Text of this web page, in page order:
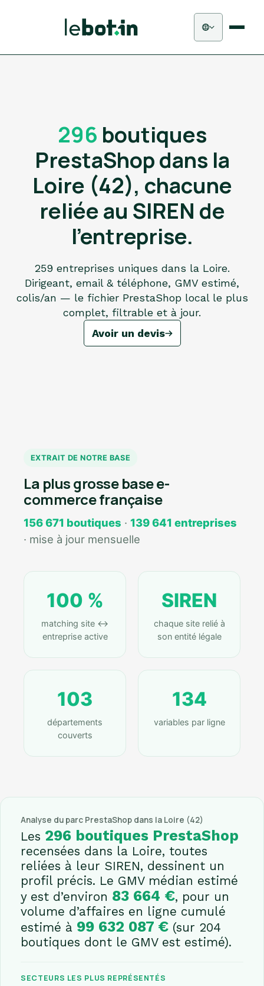
296 boutiques
PrestaShop dans la
Loire (42), chacune
reliée au SIREN de
l'entreprise.
259 entreprises uniques dans la Loire.
Dirigeant, email & téléphone, GMV estimé,
colis/an — le fichier PrestaShop local le plus
complet, filtrable et à jour.
Avoir un devis
EXTRAIT DE NOTRE BASE
La plus grosse base e-
commerce française
156 671 boutiques · 139 641 entreprises
· mise à jour mensuelle
100 %
matching site ↔
entreprise active
SIREN
chaque site relié à
son entité légale
103
départements
couverts
134
variables par ligne
Analyse du parc PrestaShop dans la Loire (42)
Les 296 boutiques PrestaShop
recensées dans la Loire, toutes
reliées à leur SIREN, dessinent un
profil précis. Le GMV médian estimé
y est d’environ 83 664 €, pour un
volume d’affaires en ligne cumulé
estimé à 99 632 087 € (sur 204
boutiques dont le GMV est estimé).
SECTEURS LES PLUS REPRÉSENTÉS